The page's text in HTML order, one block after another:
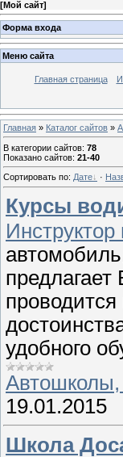
[Мой сайт]
Форма входа
Меню сайта
Главная страница
Главная » Каталог сайтов »
В категории сайтов: 78
Показано сайтов: 21-40
Сортировать по: Дате ·
Курсы
удобного
19.01.2015
Школа